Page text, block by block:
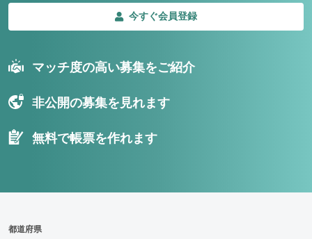
今すぐ会員登録
マッチ度の高い募集をご紹介
非公開の募集を見れます
無料で帳票を作れます
都道府県